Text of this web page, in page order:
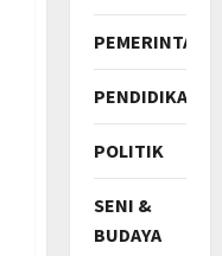
PEMERINTAH
PENDIDIKAN
POLITIK
SENI &
BUDAYA